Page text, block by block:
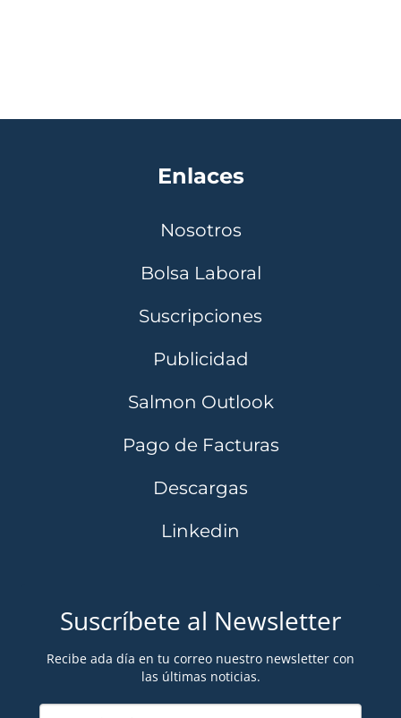
Enlaces
Nosotros
Bolsa Laboral
Suscripciones
Publicidad
Salmon Outlook
Pago de Facturas
Descargas
Linkedin
Suscríbete al Newsletter
Recibe ada día en tu correo nuestro newsletter con
las últimas noticias.